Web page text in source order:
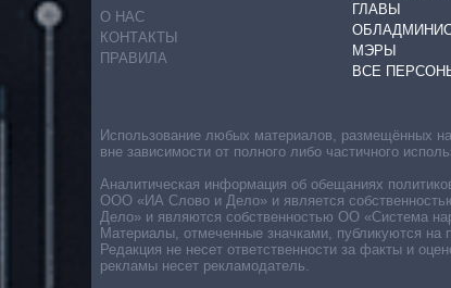
О НАС
КОНТАКТЫ
ПРАВИЛА
ГЛАВЫ
МЭРЫ
ВСЕ
Использование любых материалов, размещённых
вне зависимости от полного либо частичного
Аналитическая информация об обещаниях
ООО «ИА Слово и Дело» и является
Дело» и являются собственностью ОО «Система
Материалы, отмеченные значками, публикуются
Редакция не несет ответственности за факты и
рекламы несет рекламодатель.